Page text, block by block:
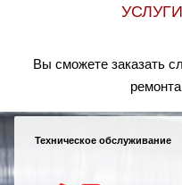
Вы сможете заказать
Техническое обслуживание